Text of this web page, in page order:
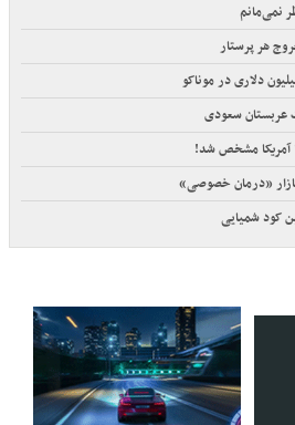
نمی‌مانم
هر پرستار
عربستان سعودی
«درمان خصوصی»
کود شمیایی